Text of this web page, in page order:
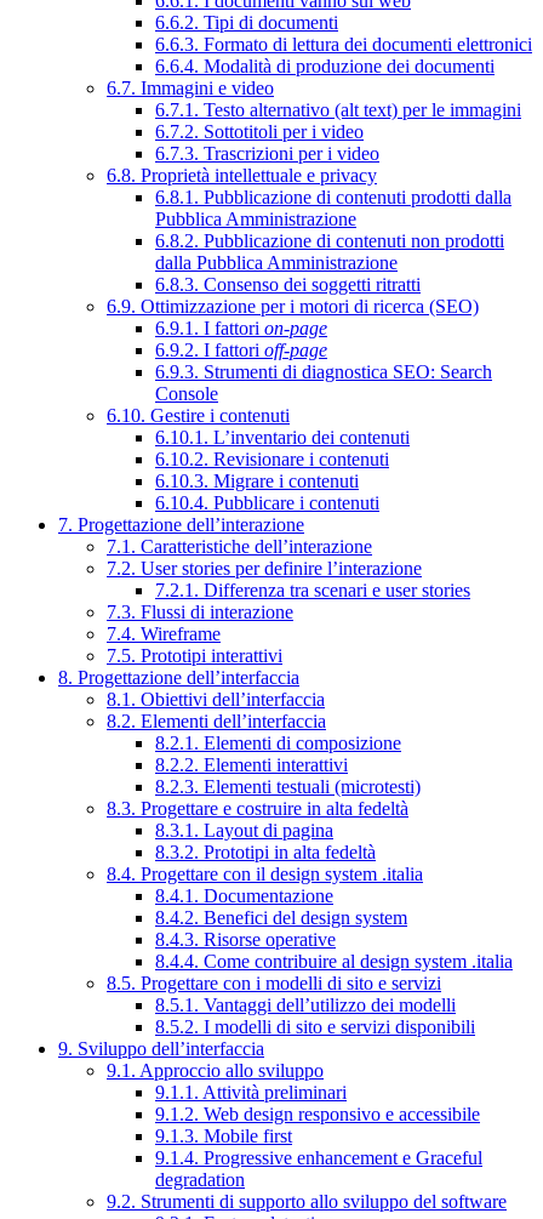
6.6.2. Tipi di documenti
6.6.3. Formato di lettura dei documenti elettronici
6.6.4. Modalità di produzione dei documenti
6.7. Immagini e video
6.7.1. Testo alternativo (alt text) per le immagini
6.7.2. Sottotitoli per i video
6.7.3. Trascrizioni per i video
6.8. Proprietà intellettuale e privacy
6.8.1. Pubblicazione di contenuti prodotti dalla
Pubblica Amministrazione
6.8.2. Pubblicazione di contenuti non prodotti
dalla Pubblica Amministrazione
6.8.3. Consenso dei soggetti ritratti
6.9. Ottimizzazione per i motori di ricerca (SEO)
6.9.1. I fattori on-page
6.9.2. I fattori off-page
6.9.3. Strumenti di diagnostica SEO: Search
Console
6.10. Gestire i contenuti
6.10.1. L’inventario dei contenuti
6.10.2. Revisionare i contenuti
6.10.3. Migrare i contenuti
6.10.4. Pubblicare i contenuti
7. Progettazione dell’interazione
7.1. Caratteristiche dell’interazione
7.2. User stories per definire l’interazione
7.2.1. Differenza tra scenari e user stories
7.3. Flussi di interazione
7.4. Wireframe
7.5. Prototipi interattivi
8. Progettazione dell’interfaccia
8.1. Obiettivi dell’interfaccia
8.2. Elementi dell’interfaccia
8.2.1. Elementi di composizione
8.2.2. Elementi interattivi
8.2.3. Elementi testuali (microtesti)
8.3. Progettare e costruire in alta fedeltà
8.3.1. Layout di pagina
8.3.2. Prototipi in alta fedeltà
8.4. Progettare con il design system .italia
8.4.1. Documentazione
8.4.2. Benefici del design system
8.4.3. Risorse operative
8.4.4. Come contribuire al design system .italia
8.5. Progettare con i modelli di sito e servizi
8.5.1. Vantaggi dell’utilizzo dei modelli
8.5.2. I modelli di sito e servizi disponibili
9. Sviluppo dell’interfaccia
9.1. Approccio allo sviluppo
9.1.1. Attività preliminari
9.1.2. Web design responsivo e accessibile
9.1.3. Mobile first
9.1.4. Progressive enhancement e Graceful
degradation
9.2. Strumenti di supporto allo sviluppo del software